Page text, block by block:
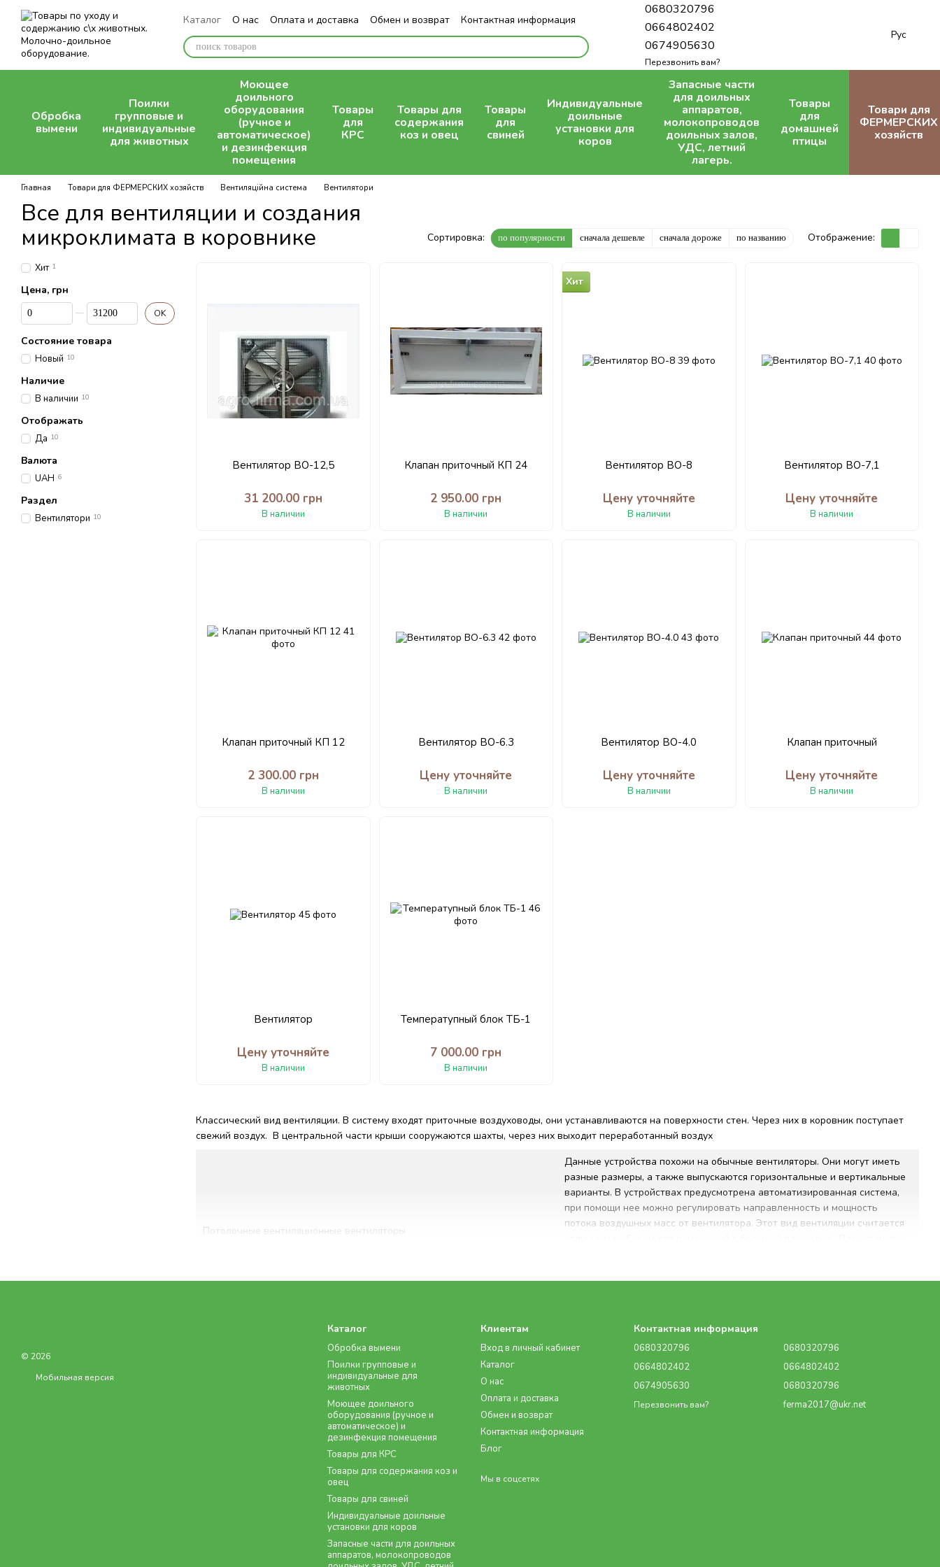
Перейти к основному контенту
Каталог О нас Оплата и доставка Обмен и возврат
Контактная информация
Блог
0680320796
0664802402
0674905630
Перезвонить вам?
Рус
Обробка
вымени
Поилки
групповые и
индивидуальные
для животных
Моющее
доильного
оборудования
(ручное и
автоматическое)
и дезинфекция
помещения
Товары
для
КРС
Товары для
содержания
коз и овец
Товары
для
свиней
Индивидуальные
доильные
установки для
коров
Запасные части
для доильных
аппаратов,
молокопроводов
доильных залов,
УДС, летний
лагерь.
Товары
для
домашней
птицы
Товари для
ФЕРМЕРСКИХ
хозяйств
Главная Товари для ФЕРМЕРСКИХ хозяйств Вентиляційна система Вентилятори
Все для вентиляции и создания
микроклимата в коровнике
Сортировка: по популярности сначала дешевле сначала дороже по названию Отображение:
Классический вид вентиляции. В систему входят приточные воздуховоды, они устанавливаются на поверхности стен. Через них в коровник поступает
свежий воздух. В центральной части крыши сооружаются шахты, через них выходит переработанный воздух
Потолочные вентиляционные вентиляторы
Данные устройства похожи на обычные вентиляторы. Они могут иметь
разные размеры, а также выпускаются горизонтальные и вертикальные
варианты. В устройствах предусмотрена автоматизированная система,
при помощи нее можно регулировать направленность и мощность
потока воздушных масс от вентилятора. Этот вид вентиляции считается
комфортные условия для содержания животных. Однако данные
Организация вентиляции в коровники должна проводиться с соблюдением всех норм. Чтобы животные чествовали себя комфортно, давали большие
объемы молока требуется поддерживать полноценную циркуляцию воздуха, оптимальный уровень влажности и температуры. И главное правильное
обустройство вентиляционной системы защитит КРС от опасных болезней, повысит иммунитет, это положительно отразиться на производительности и
Вентилятор ВО-12,5
31 200.00 грн
В наличии
Клапан приточный КП 24
2 950.00 грн
В наличии
Хит
Вентилятор ВО-8
Цену уточняйте
В наличии
Вентилятор ВО-7,1
Цену уточняйте
В наличии
Клапан приточный КП 12
2 300.00 грн
В наличии
Вентилятор ВО-6.3
Цену уточняйте
В наличии
Вентилятор ВО-4.0
Цену уточняйте
В наличии
Клапан приточный
Цену уточняйте
В наличии
Вентилятор
Цену уточняйте
В наличии
Температупный блок ТБ-1
7 000.00 грн
В наличии
Хит 1
Цена, грн
От Цена, грн
До Цена, грн OK
Состояние товара
Новый 10
Наличие
В наличии 10
Отображать
Да 10
Валюта
UAH 6
Раздел
Вентилятори 10
© 2026
Мобильная версия
Каталог
Обробка вымени
Поилки групповые и
индивидуальные для
животных
Моющее доильного
оборудования (ручное и
автоматическое) и
дезинфекция помещения
Товары для КРС
Товары для содержания коз и
овец
Товары для свиней
Индивидуальные доильные
установки для коров
Запасные части для доильных
аппаратов, молокопроводов
Клиентам
Вход в личный кабинет
Каталог
О нас
Оплата и доставка
Обмен и возврат
Контактная информация
Блог
Мы в соцсетях
Контактная информация
0680320796
0664802402
0674905630
Перезвонить вам?
0680320796
0664802402
0680320796
ferma2017@ukr.net